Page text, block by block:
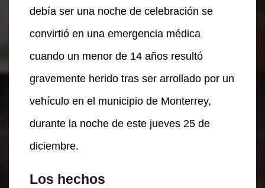
debía ser una noche de celebración se
convirtió en una emergencia médica
cuando un menor de 14 años resultó
gravemente herido tras ser arrollado por un
vehículo en el municipio de Monterrey,
durante la noche de este jueves 25 de
diciembre.
Los hechos